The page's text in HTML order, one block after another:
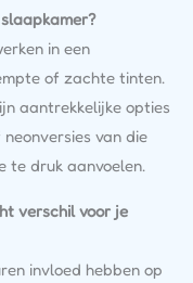
in een
of zachte tinten.
aantrekkelijke opties
van die
te druk aanvoelen.
verschil voor je
invloed hebben op